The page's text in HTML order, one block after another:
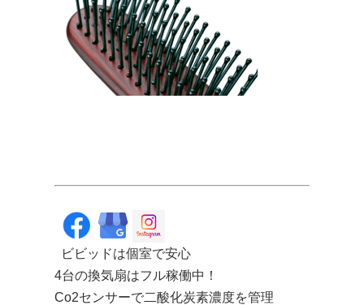
ビビッドは個室で安心
4台の換気扇はフル稼働中！
Co2センサーで二酸化炭素濃度を管理